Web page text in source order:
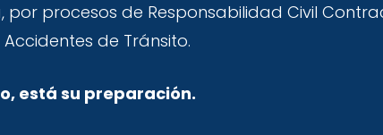
procesos de Responsabilidad Civil
de Tránsito.
está su preparación.